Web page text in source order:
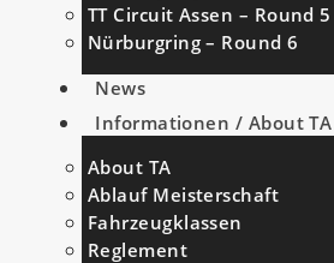
TT Circuit Assen – Round 5
Nürburgring – Round 6
News
Informationen / About TA
About TA
Ablauf Meisterschaft
Fahrzeugklassen
Reglement